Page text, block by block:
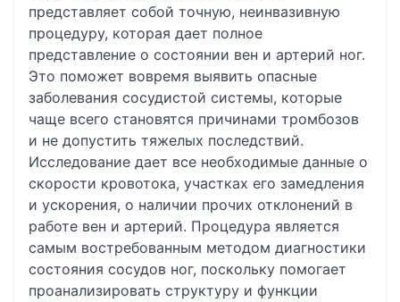
представляет собой точную, неинвазивную
процедуру, которая дает полное
представление о состоянии вен и артерий ног.
Это поможет вовремя выявить опасные
заболевания сосудистой системы, которые
чаще всего становятся причинами тромбозов
и не допустить тяжелых последствий.
Исследование дает все необходимые данные о
скорости кровотока, участках его замедления
и ускорения, о наличии прочих отклонений в
работе вен и артерий. Процедура является
самым востребованным методом диагностики
состояния сосудов ног, поскольку помогает
проанализировать структуру и функции